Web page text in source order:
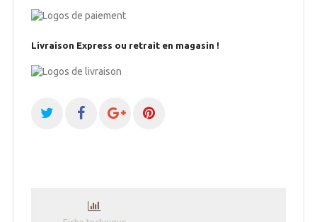
Livraison Express ou retrait en magasin !